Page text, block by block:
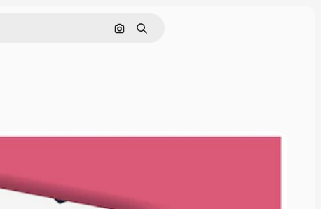
Поиск по изображению
Поиск